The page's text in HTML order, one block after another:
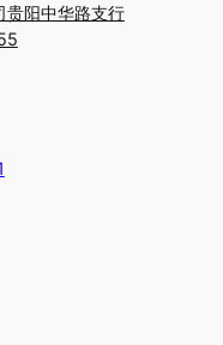
贵阳中华路支行